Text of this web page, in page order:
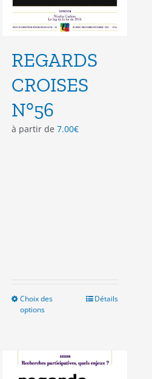
REGARDS
CROISES
N°56
à partir de 7.00€
Choix des
options
variations.
Les
Détails